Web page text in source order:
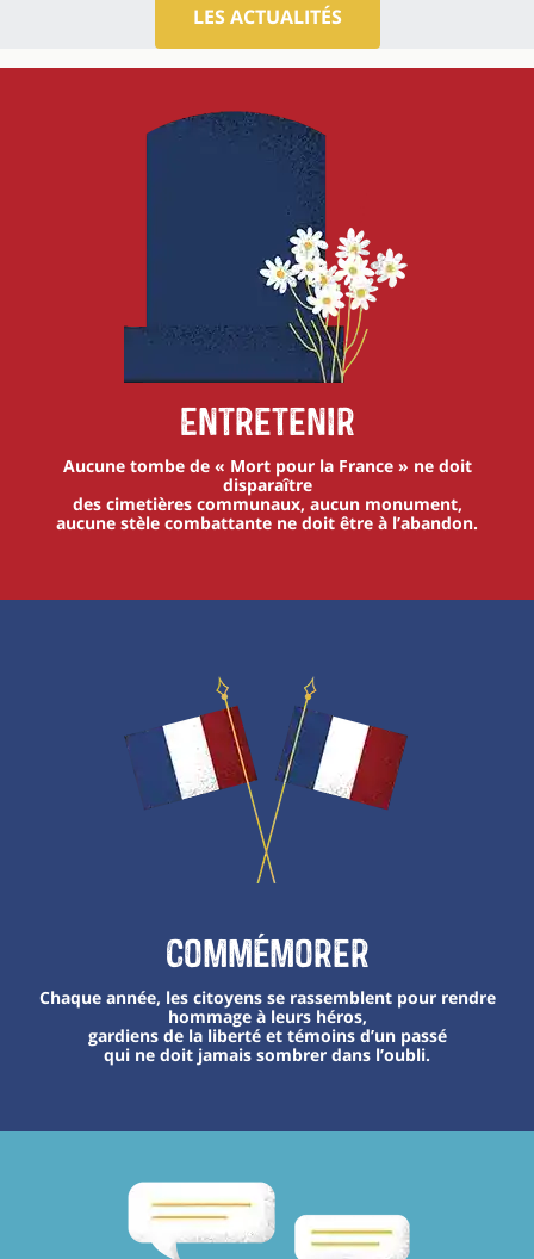
LES ACTUALITÉS
Entretenir
Aucune tombe de « Mort pour la France » ne doit
disparaître
des cimetières communaux, aucun monument,
aucune stèle combattante ne doit être à l’abandon.
Commémorer
Chaque année, les citoyens se rassemblent pour rendre
hommage à leurs héros,
gardiens de la liberté et témoins d’un passé
qui ne doit jamais sombrer dans l’oubli.